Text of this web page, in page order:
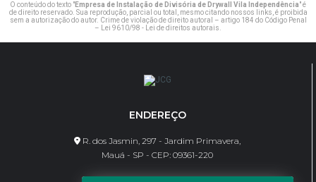
O conteúdo do texto "Empresa de Instalação de Divisória de Drywall Vila Independência" é
de direito reservado. Sua reprodução, parcial ou total, mesmo citando nossos links, é proibida
sem a autorização do autor. Crime de violação de direito autoral – artigo 184 do Código Penal
– Lei 9610/98 - Lei de direitos autorais.
ENDEREÇO
R. dos Jasmin, 297 - Jardim Primavera,
Mauá - SP - CEP: 09361-220